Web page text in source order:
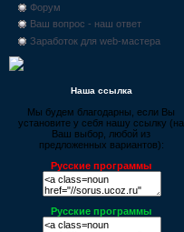
Форум
Ваш вопрос - наш ответ
Заработок для web-мастера
Наша ссылка
Мы будем благодарны, если Вы
установите у себя нашу ссылку (на
Ваш выбор, любой из
предложенных вариантов):
Русские программы
Русские программы